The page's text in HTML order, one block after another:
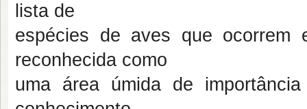
lista de
espécies de aves que ocorrem
reconhecida como
uma área úmida de